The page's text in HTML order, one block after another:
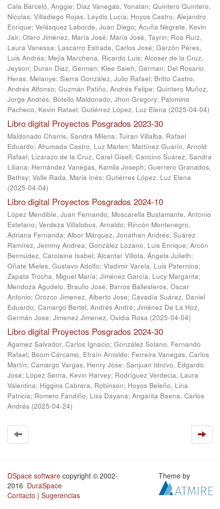
Cala Barceló, Anggie; Diaz Vanegas, Yonatan; Quintero Quintero,
Nicolas; Villadiego Rojas, Leydis Lucía; Hoyos Castro, Alejandro
Enrique; Velásquez Laborde, Juan Diego; Acuña Negrete, Kevin
Jair; Otero Jiménez, María José; María José, Tayrin; Roa Ruíz,
Laura Vanessa; Lascarro Estrada, Carlos José; Garzón Péres,
Luis Andrés; Mejía Marchena, Ricardo Luis; Alcoser de la Cruz,
Jeyson; Duran Diaz, German; Klee Saieh, German; Del Rosario
Heras, Melanye; Sierra González, Julio Rafael; Britto Castro,
Andrés Alfonso; Guzmán Patiño, Andrés Felipe; Quintero Muñoz,
Jorge Andrés; Botello Maldonado, Jhon Gregory; Palomino
Pacheco, Kevin Rafael; Gutiérrez López, Luz Elena (2025-04-04)
Libro digital Proyectos Posgrados 2023-30
Maldonado Charris, Sandra Milena; Tuiran Villalba, Rafael
Eduardo; Ahumada Castro, Luz Marlen; Martínez Guarín, Arnold
Rafael; Lizarazo de la Cruz, Carel Gisell; Cancino Suárez, Sandra
Liliana; Hernández Vanegas, Kamila Joseph; Guerrero Granados,
Bethsy; Valle Rada, Maria Inés; Gutiérres López, Luz Elena
(2025-04-04)
Libro digital Proyectos Posgrados 2024-10
López Mendible, Juan Fernando; Moscarella Bustamante, Antonio
Estefano; Verdeza Villalobos, Arnaldo; Rincón Montenegro,
Adriana Fernanda; Albor Márquez, Jonathan Andrés; Suárez
Ramírez, Jeimmy Andrea; González Lozano, Luis Enrique; Arcón
Bermúdez, Carolaine Isabel; Alcantar Villota, Ángela Julieth;
Oñate Mieles, Gustavo Adolfo; Vladimir Varela, Luis Paternina;
Zapata Trocha, Miguel María; Jiménez García, Lucy Margarita;
Mendoza Agudelo, Braulio José; Barros Ballesteros, Oscar
Antonio; Orozco Jimenez, Alberto Jose; Cavadía Suárez, Daniel
Eduardo; Camargo Bertel, Andrés André; Jiménez De La Hoz,
Germán Jose; Jimenez Jimenez, Ovidia Rosa (2025-04-04)
Libro digital Proyectos Posgrados 2024-30
Agamez Salvador, Carlos Ignacio; González Solano, Fernando
Rafael; Boom Cárcamo, Efraín Arnoldo; Ferreira Vanegas, Carlos
Martín; Camargo Vargas, Henry Jose; Sanjuan Idrovo, Edgardo
José; López Serna, Kevin Harvey; Rodríguez Verdecia, Laura
Valentina; Higgins Cabrera, Robinson; Hoyos Beleño, Lina
Patricia; Romero Fandiño, Liss Dayana; Angarita Baena, Carlos
Andrés (2025-04-24)
DSpace software copyright © 2002-
2016 DuraSpace
Contacto | Sugerencias
Theme by